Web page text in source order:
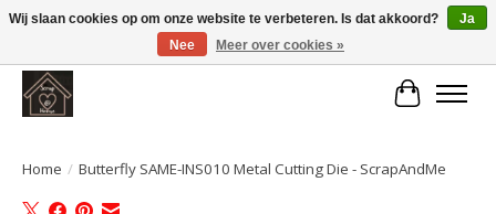
Large selection of products and fast shipping!
Home / Butterfly SAME-INS010 Metal Cutting Die - ScrapAndMe
Wij slaan cookies op om onze website te verbeteren. Is dat akkoord?
Ja
Nee
Meer over cookies »